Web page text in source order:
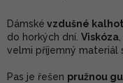
Dámské vzdušné
do horkých dní. Viskóza
velmi příjemný materiál
Pas je řešen pružnou